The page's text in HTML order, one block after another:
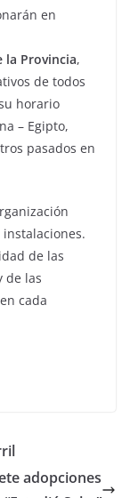
en
la Provincia,
de todos
horario
– Egipto,
pasados en
de las
de las
cada
adopciones